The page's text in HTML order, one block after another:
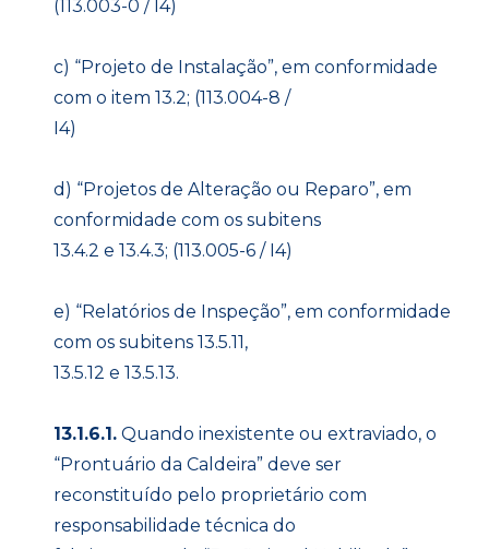
(113.003-0 / I4)
c) “Projeto de Instalação”, em conformidade
com o item 13.2; (113.004-8 /
I4)
d) “Projetos de Alteração ou Reparo”, em
conformidade com os subitens
13.4.2 e 13.4.3; (113.005-6 / I4)
e) “Relatórios de Inspeção”, em conformidade
com os subitens 13.5.11,
13.5.12 e 13.5.13.
13.1.6.1.Quando inexistente ou extraviado, o
“Prontuário da Caldeira” deve ser
reconstituído pelo proprietário com
responsabilidade técnica do